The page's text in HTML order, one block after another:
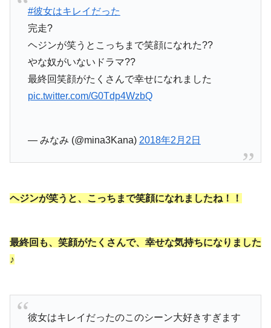
#彼女はキレイだった
完走?
ヘジンが笑うとこっちまで笑顔になれた??
やな奴がいないドラマ??
最終回笑顔がたくさんで幸せになれました
pic.twitter.com/G0Tdp4WzbQ
— みなみ (@mina3Kana) 2018年2月2日
ヘジンが笑うと、こっちまで笑顔になれましたね！！
最終回も、笑顔がたくさんで、幸せな気持ちになりました
♪
彼女はキレイだったのこのシーン大好きすぎます